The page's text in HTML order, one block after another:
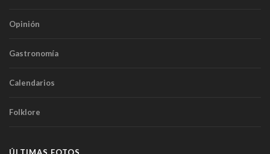
Opinión
Gastronomía
Calendarios
Folklore